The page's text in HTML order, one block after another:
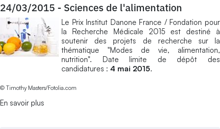
24/03/2015 - Sciences de l'alimentation
Le Prix Institut Danone France / Fondation pour
la Recherche Médicale 2015 est destiné à
soutenir des projets de recherche sur la
thématique "Modes de vie, alimentation,
nutrition". Date limite de dépôt des
candidatures : 4 mai 2015.
© Timothy Masters/Fotolia.com
En savoir plus